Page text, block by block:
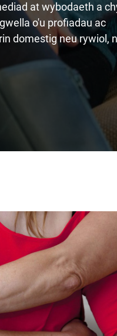
at wybodaeth a
o'u profiadau ac
domestig neu rywiol,